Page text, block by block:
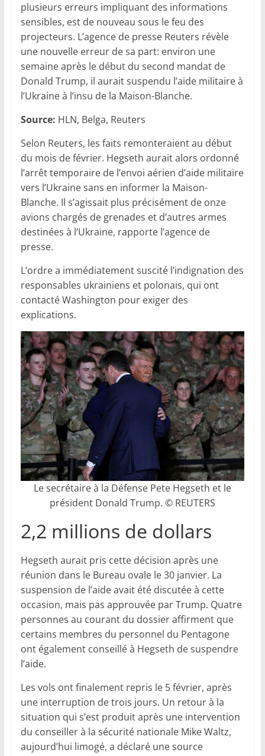
plusieurs erreurs impliquant des informations
sensibles, est de nouveau sous le feu des
projecteurs. L’agence de presse Reuters révèle
une nouvelle erreur de sa part: environ une
semaine après le début du second mandat de
Donald Trump, il aurait suspendu l’aide militaire à
l’Ukraine à l’insu de la Maison-Blanche.
Source: HLN, Belga, Reuters
Selon Reuters, les faits remonteraient au début
du mois de février. Hegseth aurait alors ordonné
l’arrêt temporaire de l’envoi aérien d’aide militaire
vers l’Ukraine sans en informer la Maison-
Blanche. Il s’agissait plus précisément de onze
avions chargés de grenades et d’autres armes
destinées à l’Ukraine, rapporte l’agence de
presse.
L’ordre a immédiatement suscité l’indignation des
responsables ukrainiens et polonais, qui ont
contacté Washington pour exiger des
explications.
Le secrétaire à la Défense Pete Hegseth et le
président Donald Trump. © REUTERS
2,2 millions de dollars
Hegseth aurait pris cette décision après une
réunion dans le Bureau ovale le 30 janvier. La
suspension de l’aide avait été discutée à cette
occasion, mais pas approuvée par Trump. Quatre
personnes au courant du dossier affirment que
certains membres du personnel du Pentagone
ont également conseillé à Hegseth de suspendre
l’aide.
Les vols ont finalement repris le 5 février, après
une interruption de trois jours. Un retour à la
situation qui s’est produit après une intervention
du conseiller à la sécurité nationale Mike Waltz,
aujourd’hui limogé, a déclaré une source